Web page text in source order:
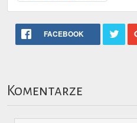
FACEBOOK
Komentarze